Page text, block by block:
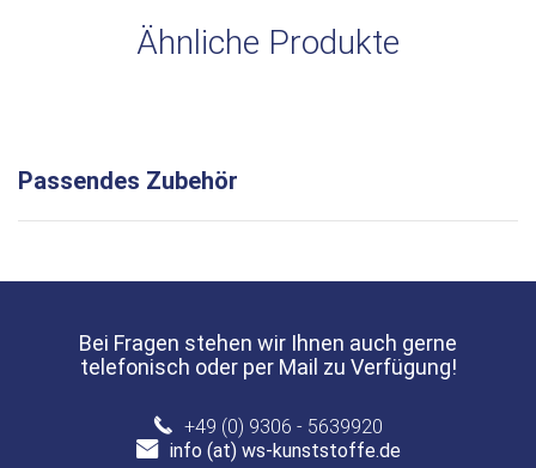
Ähnliche Produkte
Passendes Zubehör
Bei Fragen stehen wir Ihnen auch gerne
telefonisch oder per Mail zu Verfügung!
+49 (0) 9306 - 5639920
info (at) ws-kunststoffe.de